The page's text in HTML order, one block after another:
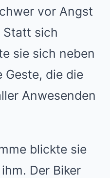
vor Angst
Statt sich
sie sich neben
Geste, die die
Anwesenden
blickte sie
Der Biker